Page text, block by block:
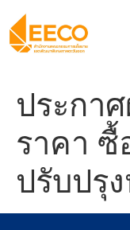
ประกา
ราคา
ปรับปรุ